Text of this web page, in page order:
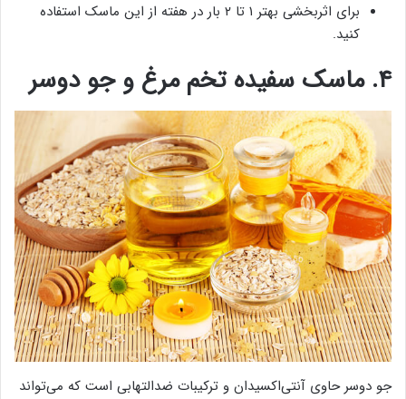
برای اثربخشی بهتر ۱ تا ۲ بار در هفته از این ماسک استفاده
کنید.
۴. ماسک سفیده تخم مرغ و جو دوسر
جو دوسر حاوی آنتی‌اکسیدان و ترکیبات ضدالتهابی است که می‌تواند